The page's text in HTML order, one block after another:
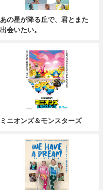
あの星が降る丘で、君とまた
出会いたい。
ミニオンズ＆モンスターズ